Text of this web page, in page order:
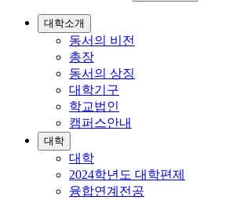
대학소개
동서의 비전
총장
동서의 상징
대학기구
학교법인
캠퍼스안내
대학
대학
2024학년도 대학편제
융합연계전공